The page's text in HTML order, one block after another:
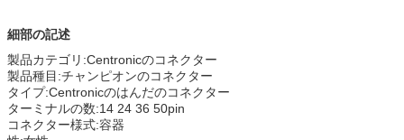
細部の記述
製品カテゴリ:Centronicのコネクター
製品種目:チャンピオンのコネクター
タイプ:Centronicのはんだのコネクター
ターミナルの数:14 24 36 50pin
コネクター様式:容器